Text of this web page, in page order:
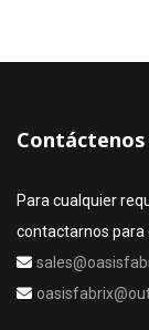
Contáctenos
Para cualquier
contactarnos para